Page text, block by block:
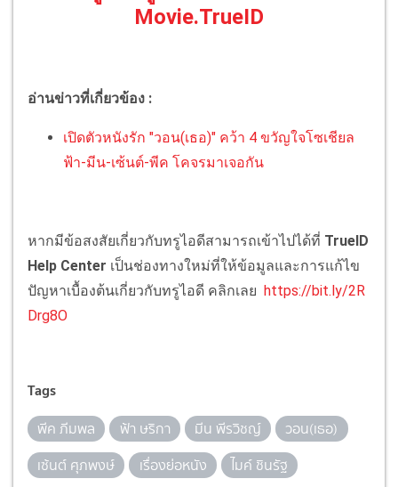
Movie.TrueID
อ่านข่าวที่เกี่ยวข้อง :
เปิดตัวหนังรัก "วอน(เธอ)" คว้า 4 ขวัญใจโซเชียล
ฟ้า-มีน-เซ้นต์-พีค โคจรมาเจอกัน
หากมีข้อสงสัยเกี่ยวกับทรูไอดีสามารถเข้าไปได้ที่ TrueID
Help Center เป็นช่องทางใหม่ที่ให้ข้อมูลและการแก้ไข
ปัญหาเบื้องต้นเกี่ยวกับทรูไอดี คลิกเลย https://bit.ly/2R
Drg8O
Tags
พีค ภีมพล ฟ้า ษริกา มีน พีรวิชญ์
วอน(เธอ)
เซ้นต์ ศุภพงษ์
เรื่องย่อหนัง ไมค์ ชินรัฐ